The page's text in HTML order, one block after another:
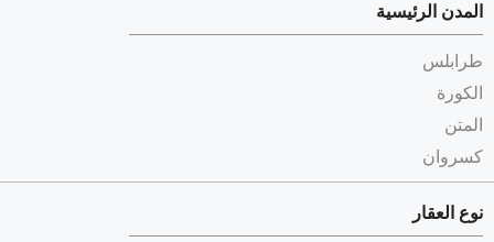
المدن الرئيسية
طرابلس
الكورة
المتن
كسروان
نوع العقار